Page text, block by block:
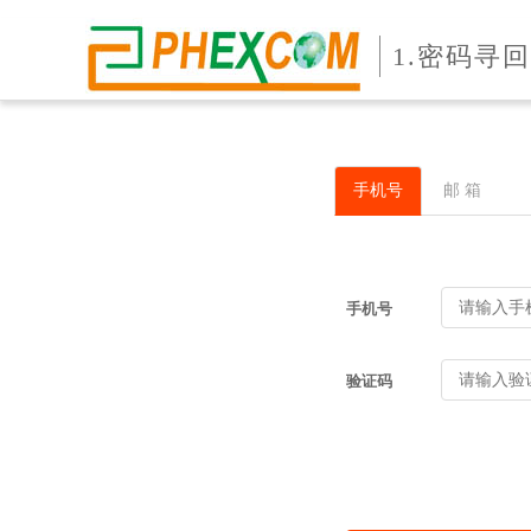
1.密码寻回
手机号 邮 箱
手机号
验证码